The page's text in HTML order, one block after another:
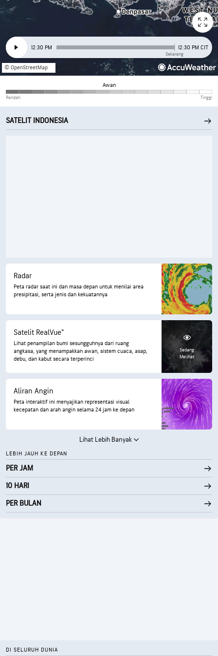
12:30 PM
Sekarang
12:30 PM CIT
© OpenStreetMap
Awan
Rendah Tinggi
SATELIT INDONESIA
Radar
Peta radar saat ini dan masa depan untuk menilai area
presipitasi, serta jenis dan kekuatannya
Satelit RealVue™
Lihat penampilan bumi sesungguhnya dari ruang
angkasa, yang menampakkan awan, sistem cuaca, asap,
debu, dan kabut secara terperinci
Sedang
Melihat
Aliran Angin
Peta interaktif ini menyajikan representasi visual
kecepatan dan arah angin selama 24 jam ke depan
Lihat Lebih Banyak
LEBIH JAUH KE DEPAN
PER JAM
10 HARI
PER BULAN
DI SELURUH DUNIA